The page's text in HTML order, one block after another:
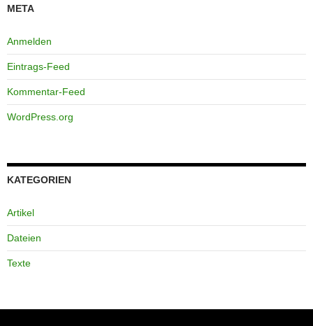
META
Anmelden
Eintrags-Feed
Kommentar-Feed
WordPress.org
KATEGORIEN
Artikel
Dateien
Texte